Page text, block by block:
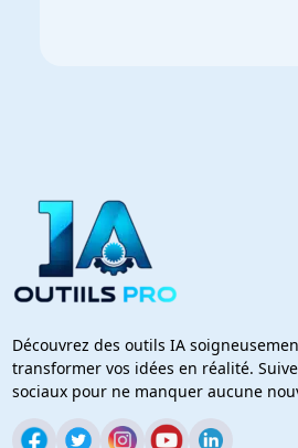
Découvrez des outils IA
transformer vos idées en réalité.
sociaux pour ne manquer aucune